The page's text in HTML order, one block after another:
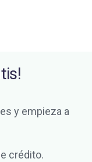
y empieza a
crédito.